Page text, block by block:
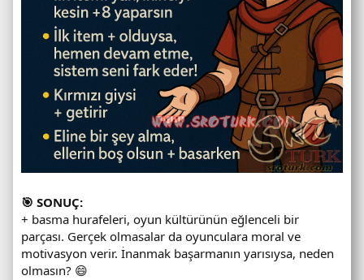
🎯 SONUÇ:
+ basma hurafeleri, oyun kültürünün eğlenceli bir
parçası. Gerçek olmasalar da oyunculara moral ve
motivasyon verir. İnanmak başarmanın yarısıysa, neden
olmasın? 😄